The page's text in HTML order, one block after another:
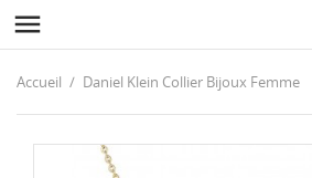

Accueil Daniel Klein Collier Bijoux Femme